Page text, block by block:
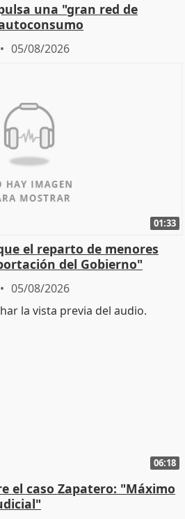
una "gran red de
05/08/2026
01:33
el reparto de menores
del Gobierno"
05/08/2026
06:18
el caso Zapatero: "Máximo